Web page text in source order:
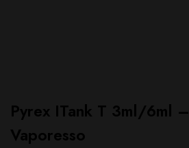
Pyrex ITank T 3ml/6ml –
Vaporesso